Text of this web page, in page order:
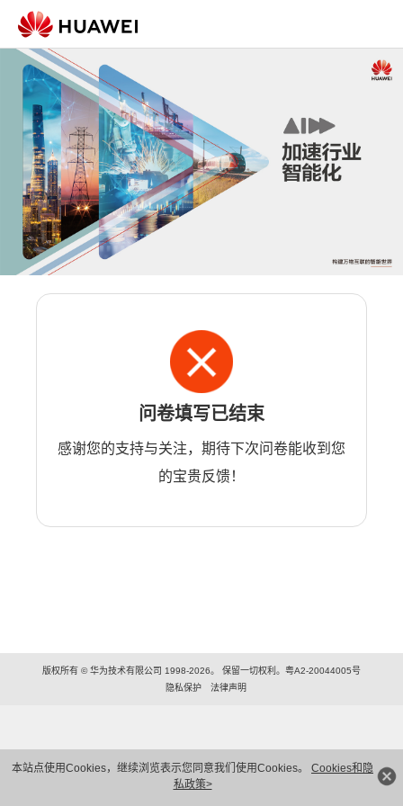
本站点使用Cookies，继续浏览表示您同意我们使用Cookies。 Cookies和隐
私政策>
问卷填写已结束
感谢您的支持与关注，期待下次问卷能收到您
的宝贵反馈！
版权所有 © 华为技术有限公司 1998-2026。 保留一切权利。粤A2-20044005号
隐私保护
法律声明